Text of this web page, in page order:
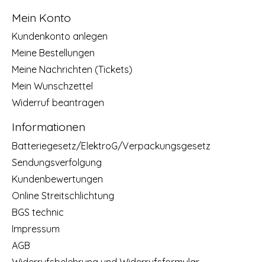
Mein Konto
Kundenkonto anlegen
Meine Bestellungen
Meine Nachrichten (Tickets)
Mein Wunschzettel
Widerruf beantragen
Informationen
Batteriegesetz/ElektroG/Verpackungsgesetz
Sendungsverfolgung
Kundenbewertungen
Online Streitschlichtung
BGS technic
Impressum
AGB